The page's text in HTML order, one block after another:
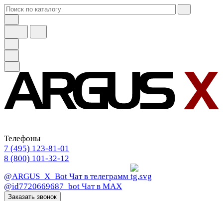
Телефоны
7 (495) 123-81-01
8 (800) 101-32-12
@ARGUS_X_Bot Чат в телеграмм
@id7720669687_bot Чат в МАХ
Заказать звонок